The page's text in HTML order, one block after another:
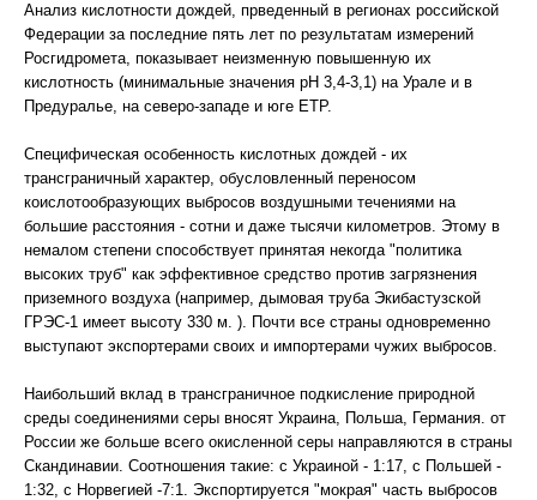
Анализ кислотности дождей, прведенный в регионах российской
Федерации за последние пять лет по результатам измерений
Росгидромета, показывает неизменную повышенную их
кислотность (минимальные значения рН 3,4-3,1) на Урале и в
Предуралье, на северо-западе и юге ЕТР.
Специфическая особенность кислотных дождей - их
трансграничный характер, обусловленный переносом
коислотообразующих выбросов воздушными течениями на
большие расстояния - сотни и даже тысячи километров. Этому в
немалом степени способствует принятая некогда "политика
высоких труб" как эффективное средство против загрязнения
приземного воздуха (например, дымовая труба Экибастузской
ГРЭС-1 имеет высоту 330 м. ). Почти все страны одновременно
выступают экспортерами своих и импортерами чужих выбросов.
Наибольший вклад в трансграничное подкисление природной
среды соединениями серы вносят Украина, Польша, Германия. от
России же больше всего окисленной серы направляются в страны
Скандинавии. Соотношения такие: с Украиной - 1:17, с Польшей -
1:32, с Норвегией -7:1. Экспортируется "мокрая" часть выбросов